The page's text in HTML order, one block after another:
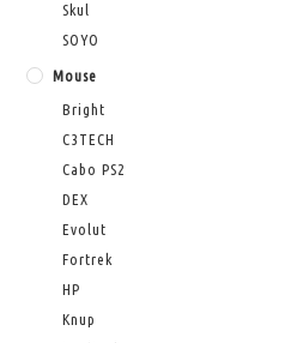
Skul
SOYO
Mouse
Bright
C3TECH
Cabo PS2
DEX
Evolut
Fortrek
HP
Knup